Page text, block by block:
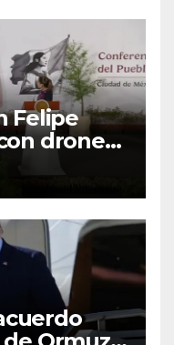
Felipe
drones,
suma